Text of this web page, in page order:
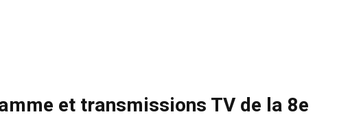
et transmissions TV de la 8e